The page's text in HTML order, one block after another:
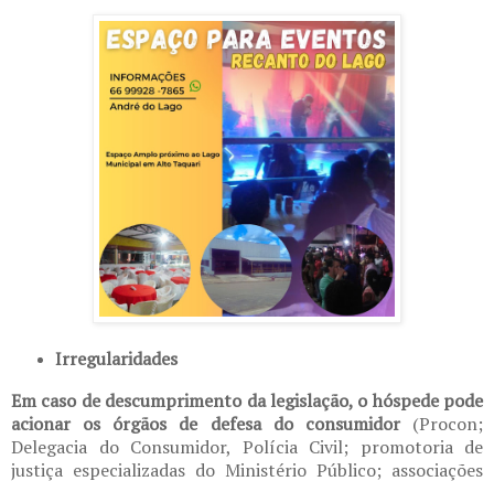
Irregularidades
Em caso de descumprimento da legislação, o hóspede pode
acionar os órgãos de defesa do consumidor(Procon;
Delegacia do Consumidor, Polícia Civil; promotoria de
justiça especializadas do Ministério Público; associações